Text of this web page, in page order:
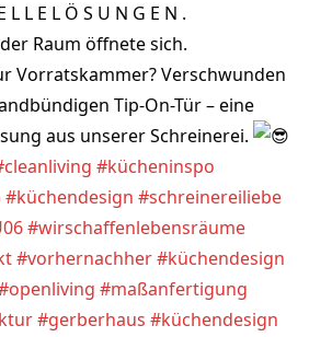
L L E L Ö S U N G E N .
Raum öffnete sich.
Vorratskammer? Verschwunden
Tip-On-Tür – eine
aus unserer Schreinerei.
#kücheninspo
#küchendesign #schreinereiliebe
#wirschaffenlebensräume
#vorhernachher#küchendesign
#maßanfertigung
#gerberhaus #küchendesign